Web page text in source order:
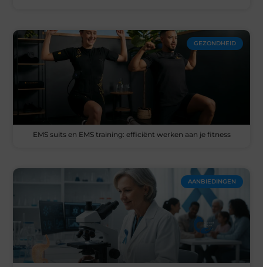
GEZONDHEID
EMS suits en EMS training: efficiënt werken aan je fitness
AANBIEDINGEN